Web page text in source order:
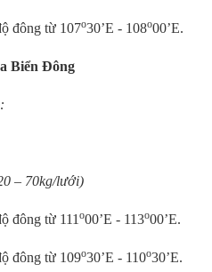
đông từ 107o30’E - 108o00’E.
Biển Đông
– 70kg/lưới)
đông từ 111 o00’E - 113o00’E.
đông từ 109o30’E - 110o30’E.